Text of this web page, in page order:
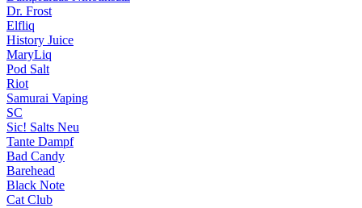
Dr. Frost
Elfliq
History Juice
MaryLiq
Pod Salt
Riot
Samurai Vaping
SC
Sic! Salts Neu
Tante Dampf
Bad Candy
Barehead
Black Note
Cat Club